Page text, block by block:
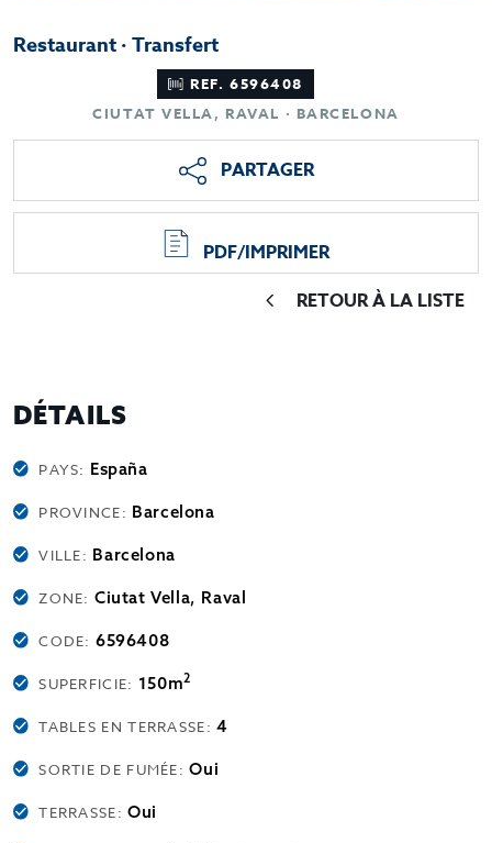
Restaurant · Transfert
REF. 6596408
CIUTAT VELLA, RAVAL · BARCELONA
PARTAGER
PDF/IMPRIMER
RETOUR À LA LISTE
DÉTAILS
PAYS: España
PROVINCE: Barcelona
VILLE: Barcelona
ZONE:Ciutat Vella, Raval
CODE:6596408
SUPERFICIE: 150m2
TABLES EN TERRASSE:4
SORTIE DE FUMÉE:Oui
TERRASSE:Oui